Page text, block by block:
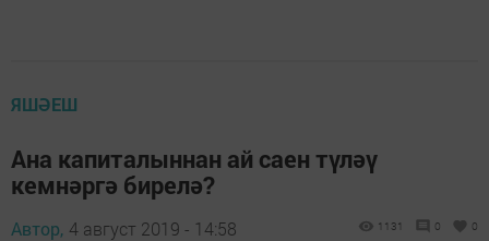
ЯШӘЕШ
Ана капиталыннан ай саен түләү
кемнәргә бирелә?
Автор, 4 август 2019 - 14:58 1131 0 0